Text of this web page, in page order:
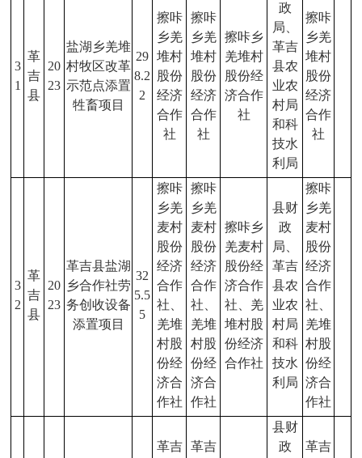
3
1
革
吉
县
20
23
盐湖乡羌堆
村牧区改革
示范点添置
牲畜项目
29
8.2
2
擦咔
乡羌
堆村
股份
经济
合作
社
擦咔
乡羌
堆村
股份
经济
合作
社
擦咔乡
羌堆村
股份经
济合作
社
政
局、
革吉
县农
业农
村局
和科
技水
利局
擦咔
乡羌
堆村
股份
经济
合作
社
3
2
革
吉
县
20
23
革吉县盐湖
乡合作社劳
务创收设备
添置项目
32
5.5
5
擦咔
乡羌
麦村
股份
经济
合作
社、
羌堆
村股
份经
济合
作社
擦咔
乡羌
麦村
股份
经济
合作
社、
羌堆
村股
份经
济合
作社
擦咔乡
羌麦村
股份经
济合作
社、羌
堆村股
份经济
合作社
县财
政
局、
革吉
县农
业农
村局
和科
技水
利局
擦咔
乡羌
麦村
股份
经济
合作
社、
羌堆
村股
份经
济合
作社
革吉 革吉
县财
政
革吉